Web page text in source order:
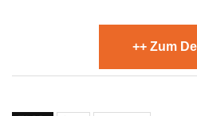
++ Zum